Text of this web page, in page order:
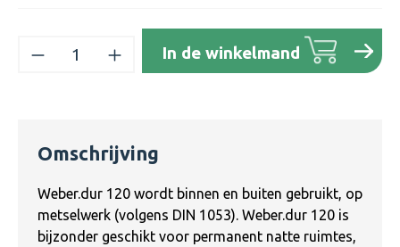
Producthoeveelheid: Voer de
In de winkelmand
Omschrijving
Weber.dur 120 wordt binnen en buiten gebruikt, op
metselwerk (volgens DIN 1053). Weber.dur 120 is
bijzonder geschikt voor permanent natte ruimtes,